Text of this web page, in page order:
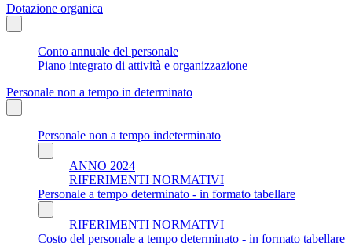
Dotazione organica
Conto annuale del personale
Piano integrato di attività e organizzazione
Personale non a tempo in determinato
Personale non a tempo indeterminato
ANNO 2024
RIFERIMENTI NORMATIVI
Personale a tempo determinato - in formato tabellare
RIFERIMENTI NORMATIVI
Costo del personale a tempo determinato - in formato tabellare